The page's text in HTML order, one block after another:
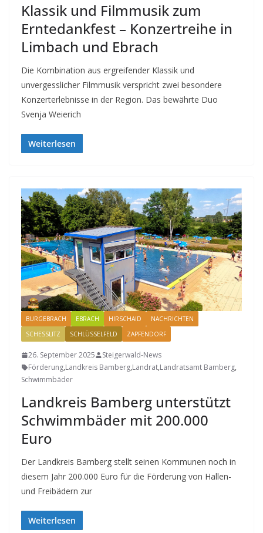
Klassik und Filmmusik zum
Erntedankfest – Konzertreihe in
Limbach und Ebrach
Die Kombination aus ergreifender Klassik und
unvergesslicher Filmmusik verspricht zwei besondere
Konzerterlebnisse in der Region. Das bewährte Duo
Svenja Weierich
Weiterlesen
BURGEBRACH EBRACH HIRSCHAID
NACHRICHTEN
SCHESSLITZ
SCHLÜSSELFELD ZAPFENDORF
26. September 2025
Steigerwald-News
Förderung,Landkreis Bamberg,Landrat,Landratsamt Bamberg,
Schwimmbäder
Landkreis Bamberg unterstützt
Schwimmbäder mit 200.000
Euro
Der Landkreis Bamberg stellt seinen Kommunen noch in
diesem Jahr 200.000 Euro für die Förderung von Hallen-
und Freibädern zur
Weiterlesen